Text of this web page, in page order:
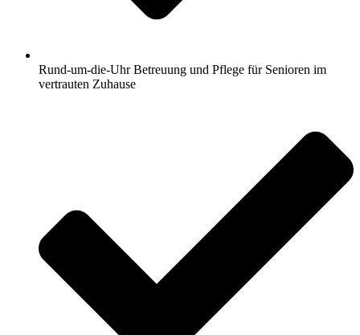
Rund-um-die-Uhr Betreuung und Pflege für Senioren im
vertrauten Zuhause